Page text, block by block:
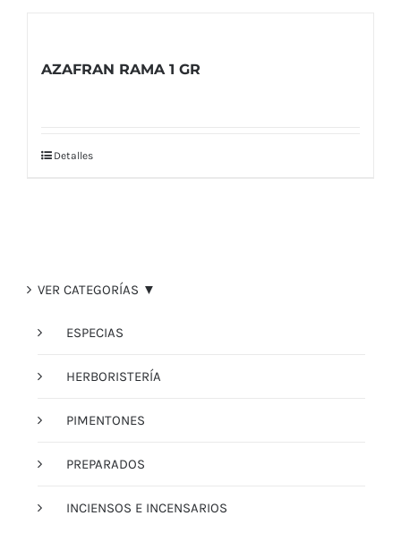
AZAFRAN RAMA 1 GR
Detalles
VER CATEGORÍAS ▼
ESPECIAS
HERBORISTERÍA
PIMENTONES
PREPARADOS
INCIENSOS E INCENSARIOS